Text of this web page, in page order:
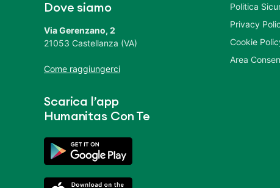
Dove siamo
Via Gerenzano, 2
21053 Castellanza (VA)
Come raggiungerci
Scarica l’app
Humanitas Con Te
Politica
Privacy
Cookie
Area